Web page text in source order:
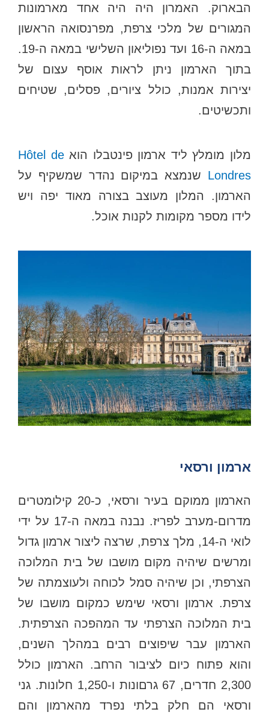
הבארוק. האמרון היה היה אחד מארמונות
המגורים של מלכי צרפת, מפרנסואה הראשון
במאה ה-16 ועד נפוליאון השלישי במאה ה-19.
בתוך הארמון ניתן לראות אוסף עצום של
יצירות אמנות, כולל ציורים, פסלים, שטיחים
ותכשיטים.
מלון מומלץ ליד ארמון פינטבלו הואHôtel de
Londres שנמצא במיקום נהדר שמשקיף על
הארמון. המלון מעוצב בצורה מאוד יפה ויש
לידו מספר מקומות לקנות אוכל.
ארמון ורסאי
הארמון ממוקם בעיר ורסאי, כ-20 קילומטרים
מדרום-מערב לפריז. נבנה במאה ה-17 על ידי
לואי ה-14, מלך צרפת, שרצה ליצור ארמון גדול
ומרשים שיהיה מקום מושבו של בית המלוכה
הצרפתי, וכן שיהיה סמל לכוחה ולעוצמתה של
צרפת. ארמון ורסאי שימש כמקום מושבו של
בית המלוכה הצרפתי עד המהפכה הצרפתית.
הארמון עבר שיפוצים רבים במהלך השנים,
והוא פתוח כיום לציבור הרחב. הארמון כולל
2,300 חדרים, 67 גרםונות ו-1,250 חלונות. גני
ורסאי הם חלק בלתי נפרד מהארמון והם